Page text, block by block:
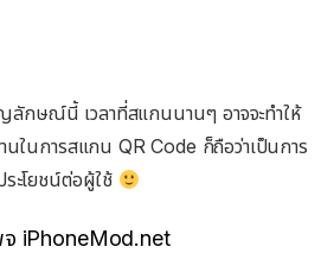
ลักษณ์นี้ เวลาที่สแกนนานๆ อาจจะทำให้
นในการสแกน QR Code ก็ถือว่าเป็นการ
ะโยชน์ต่อผู้ใช้
จ iPhoneMod.net